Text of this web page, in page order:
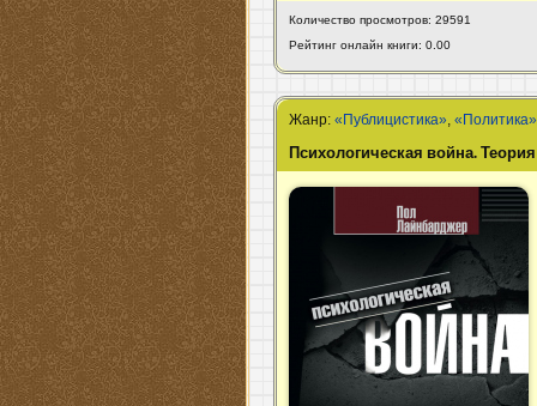
Количество просмотров: 29591
Рейтинг онлайн книги: 0.00
Жанр:«Публицистика»,«Политика»
Психологическая война.